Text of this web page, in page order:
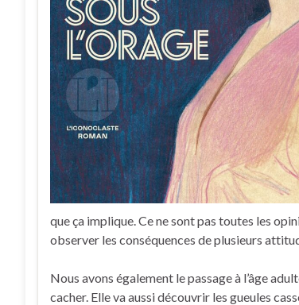
que ça implique. Ce ne sont pas toutes les
observer les conséquences de plusieurs
Nous avons également le passage à l’âge
cacher. Elle va aussi découvrir les gueules